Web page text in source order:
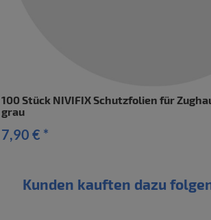
100 Stück NIVIFIX Schutzfolien für
grau
7,90 € *
Kunden kauften dazu